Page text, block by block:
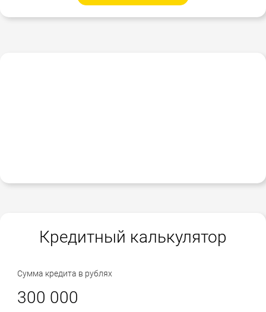
Кредитный калькулятор
Сумма кредита в рублях